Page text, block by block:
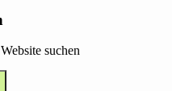
suchen